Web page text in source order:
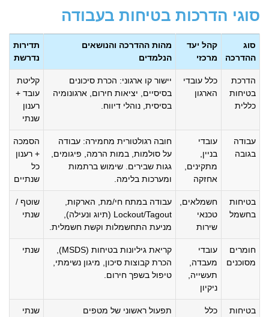
סוגי הדרכות בטיחות בעבודה
סוג
ההדרכה
קהל יעד
מרכזי
מהות ההדרכה והנושאים
הנלמדים
תדירות
נדרשת
הדרכת
בטיחות
כללית
כלל עובדי
הארגון
יישור קו ארגוני: הכרת סיכונים
בסיסיים, יציאות חירום, ארגונומיה
בסיסית, נוהלי דיווח.
קליטת
עובד +
רענון
שנתי
עבודה
בגובה
עובדי
בניין,
מתקינים,
אחזקה
חובה רגולטורית מחמירה: עבודה
על סולמות, במות הרמה, פיגומים,
גגות שבירים. שימוש ברתמות
ומערכות בלימה.
הסמכה
+ רענון
כל
שנתיים
בטיחות
בחשמל
חשמלאים,
טכנאי
שירות
עבודה במתח חי/מת, הארקות,
Lockout/Tagout (תיוג ונעילה),
מניעת התחשמלות וקשת חשמלית.
שוטף /
שנתי
חומרים
מסוכנים
עובדי
מעבדה,
תעשייה,
ניקיון
קריאת גיליונות בטיחות (MSDS),
הכרת קבוצות סיכון, מיגון נשימתי,
טיפול בשפך חירום.
שנתי
בטיחות
כלל
תפעול ראשוני של מטפים
שנתי